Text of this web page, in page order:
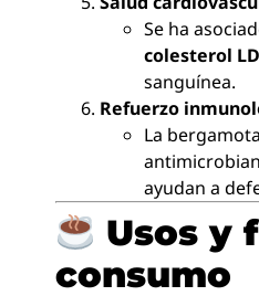
Se ha
colesterol
sanguínea.
Refuerzo
La
ayudan a
Usos y
consumo